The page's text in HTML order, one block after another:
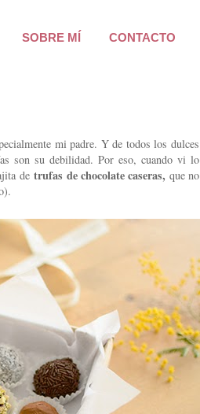
SOBRE MÍ CONTACTO
mi padre. Y de todos los dulces
son su debilidad. Por eso, cuando vi lo
detrufas de chocolate caseras, que no